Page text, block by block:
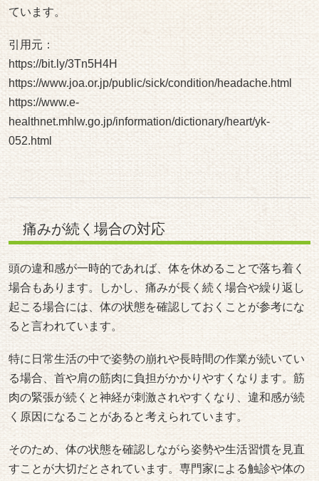
ています。
引用元：
https://bit.ly/3Tn5H4H
https://www.joa.or.jp/public/sick/condition/headache.html
https://www.e-
healthnet.mhlw.go.jp/information/dictionary/heart/yk-
052.html
痛みが続く場合の対応
頭の違和感が一時的であれば、体を休めることで落ち着く
場合もあります。しかし、痛みが長く続く場合や繰り返し
起こる場合には、体の状態を確認しておくことが参考にな
ると言われています。
特に日常生活の中で姿勢の崩れや長時間の作業が続いてい
る場合、首や肩の筋肉に負担がかかりやすくなります。筋
肉の緊張が続くと神経が刺激されやすくなり、違和感が続
く原因になることがあると考えられています。
そのため、体の状態を確認しながら姿勢や生活習慣を見直
すことが大切だとされています。専門家による触診や体の